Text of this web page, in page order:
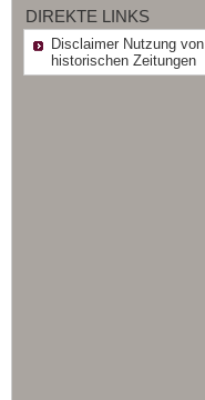
DIREKTE LINKS
Disclaimer Nutzung von
historischen Zeitungen